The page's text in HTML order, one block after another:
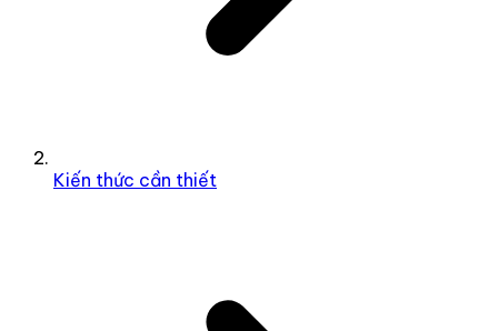
Kiến thức cần thiết